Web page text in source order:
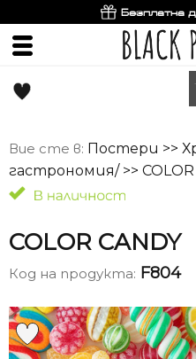
Безплатна
Вие сте в: Постери >>
гастрономия/>>
COLOR CANDY
Код на продукта: F804